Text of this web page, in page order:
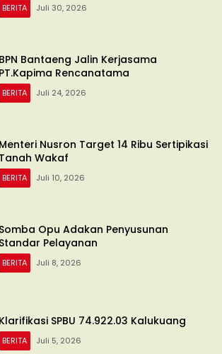
BERITA Juli 30, 2026
BPN Bantaeng Jalin Kerjasama
PT.Kapima Rencanatama
BERITA Juli 24, 2026
Menteri Nusron Target 14 Ribu Sertipikasi
Tanah Wakaf
BERITA Juli 10, 2026
Somba Opu Adakan Penyusunan
Standar Pelayanan
BERITA Juli 8, 2026
Klarifikasi SPBU 74.922.03 Kalukuang
BERITA Juli 5, 2026